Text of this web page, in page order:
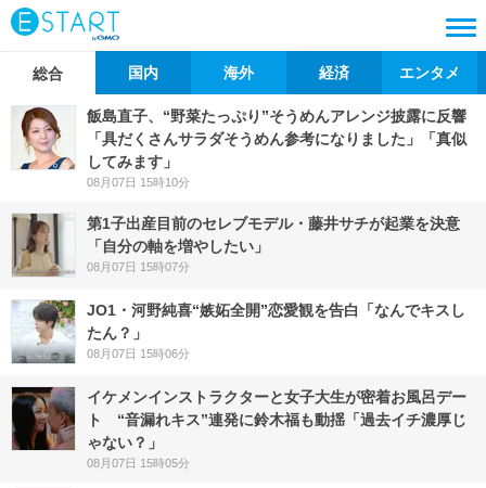
総合 国内 海外 経済 エンタメ
飯島直子、“野菜たっぷり”そうめんアレンジ披露に反響
「具だくさんサラダそうめん参考になりました」「真似
してみます」
08月07日 15時10分
第1子出産目前のセレブモデル・藤井サチが起業を決意
「自分の軸を増やしたい」
08月07日 15時07分
JO1・河野純喜“嫉妬全開”恋愛観を告白「なんでキスし
たん？」
08月07日 15時06分
イケメンインストラクターと女子大生が密着お風呂デー
ト “音漏れキス”連発に鈴木福も動揺「過去イチ濃厚じ
ゃない？」
08月07日 15時05分